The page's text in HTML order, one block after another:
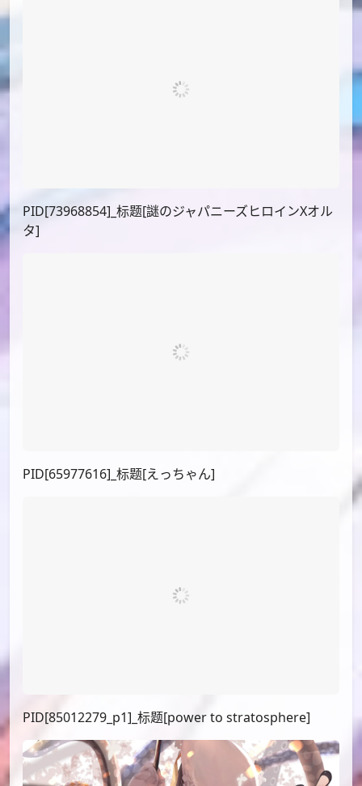
PID[73968854]_标题[謎のジャパニーズヒロインXオル
タ]
PID[85012279_p1]_标题[power to stratosphere]